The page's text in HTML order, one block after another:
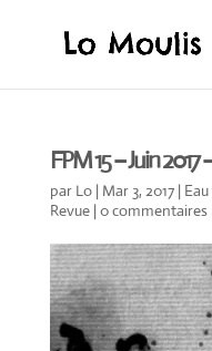
FPM 15 – Juin 2017
par Lo| Mar 3, 2017|
Revue|0 commentaires